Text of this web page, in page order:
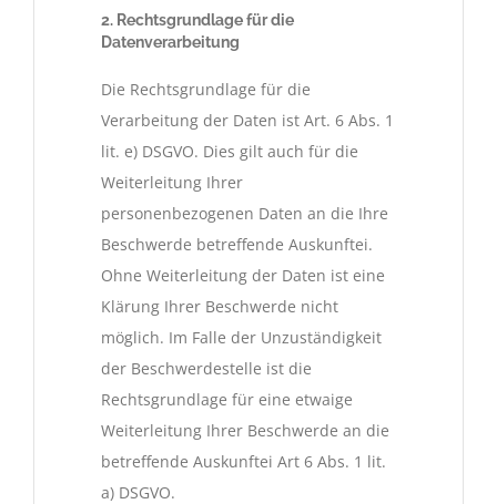
2. Rechtsgrundlage für die
Datenverarbeitung
Die Rechtsgrundlage für die
Verarbeitung der Daten ist Art. 6 Abs. 1
lit. e) DSGVO. Dies gilt auch für die
Weiterleitung Ihrer
personenbezogenen Daten an die Ihre
Beschwerde betreffende Auskunftei.
Ohne Weiterleitung der Daten ist eine
Klärung Ihrer Beschwerde nicht
möglich. Im Falle der Unzuständigkeit
der Beschwerdestelle ist die
Rechtsgrundlage für eine etwaige
Weiterleitung Ihrer Beschwerde an die
betreffende Auskunftei Art 6 Abs. 1 lit.
a) DSGVO.